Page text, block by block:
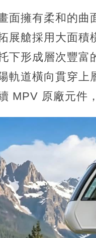
面擁有柔和的曲
拓展艙採用大面
下形成層次豐富
軌道橫向貫穿上
MPV 原廠元件